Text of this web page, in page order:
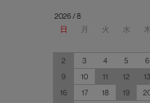
2026 / 8
日
月 火 水 木
2
3 4 5 6
9
10 11 12 13
16
17 18 19